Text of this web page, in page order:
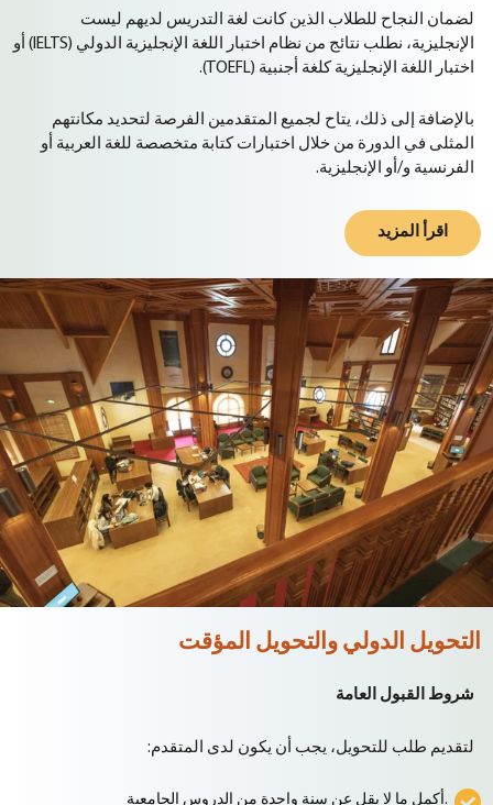
لضمان النجاح للطلاب الذين كانت لغة التدريس لديهم ليست
الإنجليزية، نطلب نتائج من نظام اختبار اللغة الإنجليزية الدولي (IELTS) أو
اختبار اللغة الإنجليزية كلغة أجنبية (TOEFL).
بالإضافة إلى ذلك، يتاح لجميع المتقدمين الفرصة لتحديد مكانتهم
المثلى في الدورة من خلال اختبارات كتابة متخصصة للغة العربية أو
الفرنسية و/أو الإنجليزية.
اقرأ المزيد
التحويل الدولي والتحويل المؤقت
شروط القبول العامة
لتقديم طلب للتحويل، يجب أن يكون لدى المتقدم:
أكمل ما لا يقل عن سنة واحدة من الدروس الجامعية.